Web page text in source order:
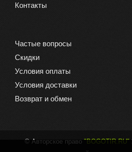
Контакты
Частые вопросы
Скидки
Условия оплаты
Условия доставки
Возврат и обмен
© Авторское право "BOGOTIR.RU"